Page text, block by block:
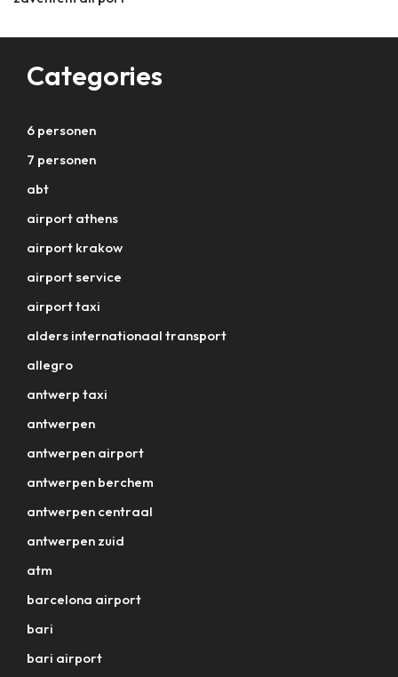
Categories
6 personen
7 personen
abt
airport athens
airport krakow
airport service
airport taxi
alders internationaal transport
allegro
antwerp taxi
antwerpen
antwerpen airport
antwerpen berchem
antwerpen centraal
antwerpen zuid
atm
barcelona airport
bari
bari airport